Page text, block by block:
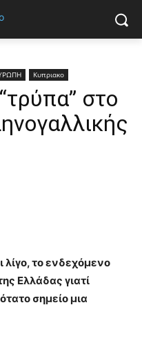
Κυπριακο
στο
το ενδεχόμενο
Ελλάδας γιατί
σημείο μια